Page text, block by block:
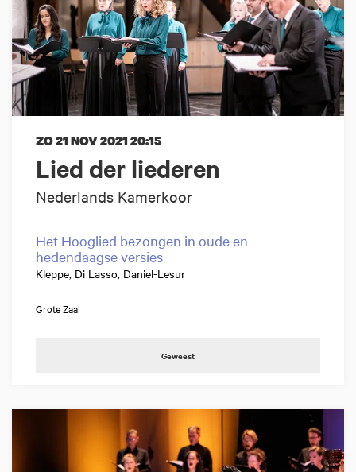
Lied der liederen
Nederlands Kamerkoor
ZO 21 NOV 202120:15
Het Hooglied bezongen in oude en
hedendaagse versies
Kleppe, Di Lasso, Daniel-Lesur
Grote Zaal
Geweest